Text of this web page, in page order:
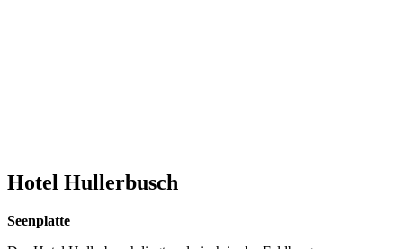
Hotel Hullerbusch
Seenplatte